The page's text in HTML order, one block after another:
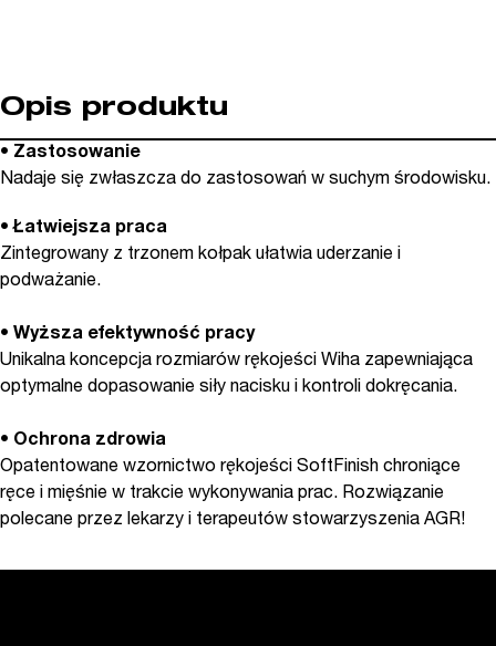
Opis produktu
• Zastosowanie
Nadaje się zwłaszcza do zastosowań w suchym środowisku.
• Łatwiejsza praca
Zintegrowany z trzonem kołpak ułatwia uderzanie i
podważanie.
• Wyższa efektywność pracy
Unikalna koncepcja rozmiarów rękojeści Wiha zapewniająca
optymalne dopasowanie siły nacisku i kontroli dokręcania.
• Ochrona zdrowia
Opatentowane wzornictwo rękojeści SoftFinish chroniące
ręce i mięśnie w trakcie wykonywania prac. Rozwiązanie
polecane przez lekarzy i terapeutów stowarzyszenia AGR!